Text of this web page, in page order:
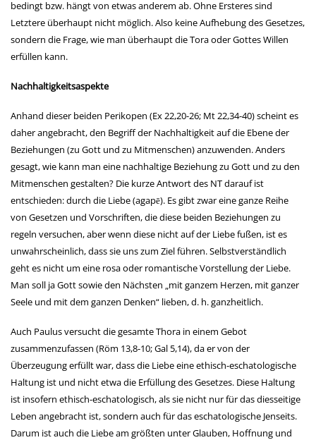
bedingt bzw. hängt von etwas anderem ab. Ohne Ersteres sind
Letztere überhaupt nicht möglich. Also keine Aufhebung des Gesetzes,
sondern die Frage, wie man überhaupt die Tora oder Gottes Willen
erfüllen kann.
Nachhaltigkeitsaspekte
Anhand dieser beiden Perikopen (Ex 22,20-26; Mt 22,34-40) scheint es
daher angebracht, den Begriff der Nachhaltigkeit auf die Ebene der
Beziehungen (zu Gott und zu Mitmenschen) anzuwenden. Anders
gesagt, wie kann man eine nachhaltige Beziehung zu Gott und zu den
Mitmenschen gestalten? Die kurze Antwort des NT darauf ist
entschieden: durch die Liebe (agapē). Es gibt zwar eine ganze Reihe
von Gesetzen und Vorschriften, die diese beiden Beziehungen zu
regeln versuchen, aber wenn diese nicht auf der Liebe fußen, ist es
unwahrscheinlich, dass sie uns zum Ziel führen. Selbstverständlich
geht es nicht um eine rosa oder romantische Vorstellung der Liebe.
Man soll ja Gott sowie den Nächsten „mit ganzem Herzen, mit ganzer
Seele und mit dem ganzen Denken“ lieben, d. h. ganzheitlich.
Auch Paulus versucht die gesamte Thora in einem Gebot
zusammenzufassen (Röm 13,8-10; Gal 5,14), da er von der
Überzeugung erfüllt war, dass die Liebe eine ethisch-eschatologische
Haltung ist und nicht etwa die Erfüllung des Gesetzes. Diese Haltung
ist insofern ethisch-eschatologisch, als sie nicht nur für das diesseitige
Leben angebracht ist, sondern auch für das eschatologische Jenseits.
Darum ist auch die Liebe am größten unter Glauben, Hoffnung und